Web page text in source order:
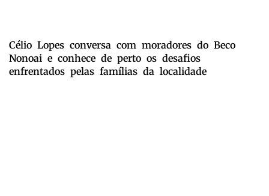
Célio Lopes conversa com moradores do Beco
Nonoai e conhece de perto os desafios
enfrentados pelas famílias da localidade